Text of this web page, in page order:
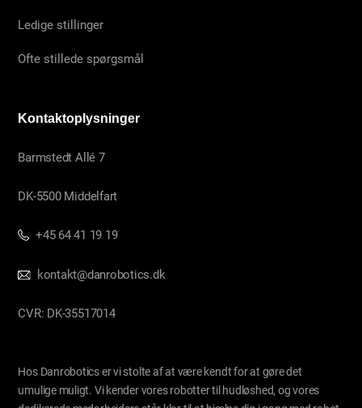
Ledige stillinger
Ofte stillede spørgsmål
Kontaktoplysninger
Barmstedt Allé 7
DK-5500 Middelfart
+45 64 41 19 19
kontakt@danrobotics.dk
CVR: DK-35517014
Hos Danrobotics er vi stolte af at være kendt for at gøre det
umulige muligt. Vi kender vores robotter til hudløshed, og vores